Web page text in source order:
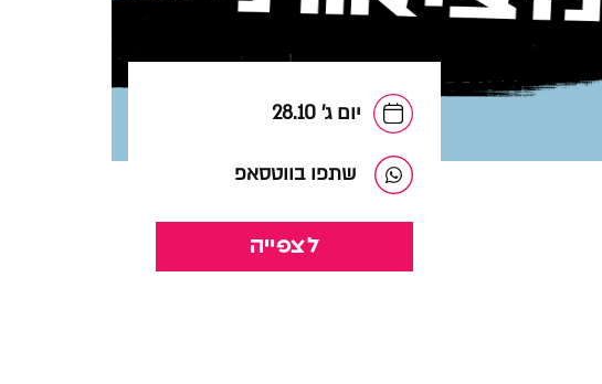
יום ג' 28.10
שתפו בווטסאפ
לצפייה